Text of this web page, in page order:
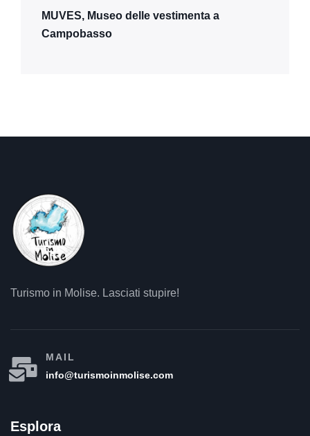
MUVES, Museo delle vestimenta a
Campobasso
Turismo in Molise. Lasciati stupire!
MAIL
info@turismoinmolise.com
Esplora